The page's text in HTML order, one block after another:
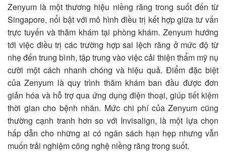
Zenyum là một thương hiệu niềng răng trong suốt đến từ
Singapore, nổi bật với mô hình điều trị kết hợp giữa tư vấn
trực tuyến và thăm khám tại phòng khám. Zenyum hướng
tới việc điều trị các trường hợp sai lệch răng ở mức độ từ
nhẹ đến trung bình, tập trung vào việc cải thiện thẩm mỹ nụ
cười một cách nhanh chóng và hiệu quả. Điểm đặc biệt
của Zenyum là quy trình thăm khám ban đầu được đơn
giản hóa và hỗ trợ qua ứng dụng điện thoại, giúp tiết kiệm
thời gian cho bệnh nhân. Mức chi phí của Zenyum cũng
thường cạnh tranh hơn so với Invisalign, là một lựa chọn
hấp dẫn cho những ai có ngân sách hạn hẹp nhưng vẫn
muốn trải nghiệm công nghệ niềng răng trong suốt.